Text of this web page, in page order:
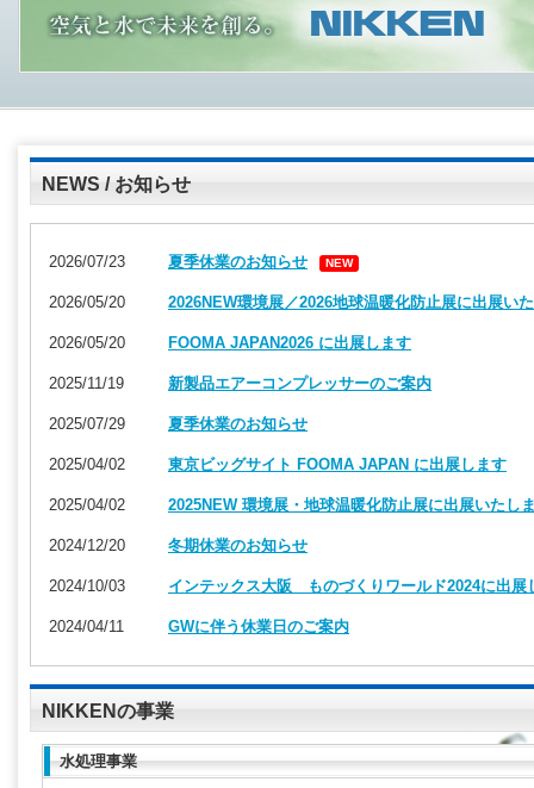
NEWS / お知らせ
2026/07/23 夏季休業のお知らせ NEW
2026/05/20 2026NEW環境展／2026地球温暖化防止展に出展い
2026/05/20 FOOMA JAPAN2026 に出展します
2025/11/19 新製品エアーコンプレッサーのご案内
2025/07/29 夏季休業のお知らせ
2025/04/02 東京ビッグサイト FOOMA JAPAN に出展します
2025/04/02 2025NEW 環境展・地球温暖化防止展に出展いたし
2024/12/20 冬期休業のお知らせ
2024/10/03 インテックス大阪 ものづくりワールド2024に出展
2024/04/11 GWに伴う休業日のご案内
NIKKENの事業
水処理事業